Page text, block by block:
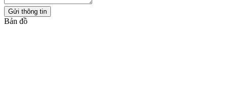
Gửi thông tin
Bản đồ